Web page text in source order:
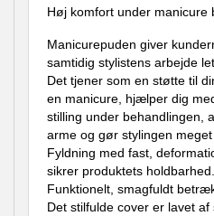
Høj komfort under manicure
Manicurepuden giver
samtidig stylistens arbejde
Det tjener som en støtte til
en manicure, hjælper dig
stilling under behandlingen,
arme og gør stylingen
Fyldning med fast,
sikrer produktets holdbarhed.
Funktionelt, smagfuldt
Det stilfulde cover er lavet